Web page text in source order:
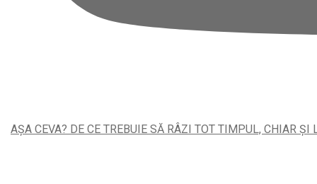
AȘA CEVA? DE CE TREBUIE SĂ RÂZI TOT TIMPUL, CHIAR ȘI